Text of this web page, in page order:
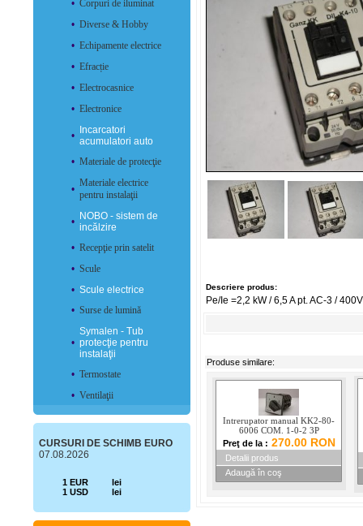
• Corpuri de iluminat
• Diverse & Hobby
• Echipamente electrice
• Efracție
• Electrocasnice
• Electronice
•
Incarcatori
acumulatori auto
• Materiale de protecţie
•
Materiale electrice
pentru instalaţii
•
NOBO - sistem de
incălzire
• Recepţie prin satelit
• Scule
• Scule electrice
• Surse de lumină
•
Symalen - Tub
protecţie pentru
instalaţii
• Termostate
• Ventilaţii
CURSURI DE SCHIMB EURO
07.08.2026
1 EUR
lei
1 USD
lei
Descriere produs:
Pe/Ie =2,2 kW / 6,5 A pt. AC-3 / 400V
Produse similare:
Intrerupator manual KK2-80-
6006 COM. 1-0-2 3P
Preţ de la : 270.00 RON
Detalii produs
Adaugă în coş